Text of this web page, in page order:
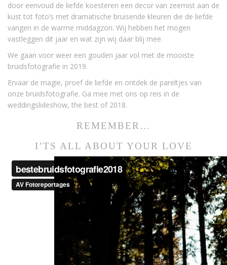
door eenvoud de liefde koesteren een decor van zeemist aan de
kust tot foto’s met dramatische bruisende kleuren die de liefde
vangen in de warme middagzon. Wij hebben het mogen
vastleggen dit jaar en wat zijn wij daar blij mee.
We gaan voor weer een gouden jaar vol met de mooiste
bruidsfotografie in 2019.
Ervaar de magie, proef de liefde en ontdek de pareltjes van
onze bruidsfotografie. Ga mee met ons op reis in de
weddingslideshow, the best of 2018.
REMEMBER…
I’TS ALL ABOUT YOUR LOVE